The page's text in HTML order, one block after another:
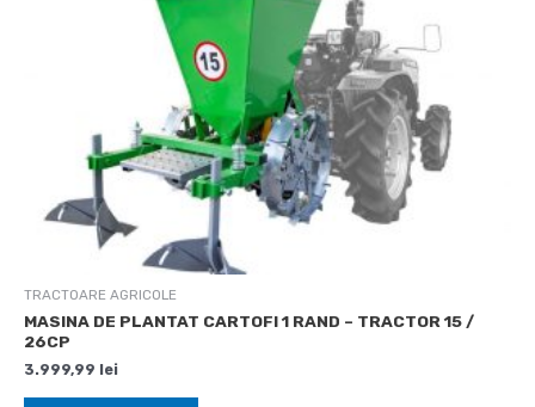
TRACTOARE AGRICOLE
MASINA DE PLANTAT CARTOFI 1 RAND – TRACTOR 15 /
26CP
3.999,99 lei